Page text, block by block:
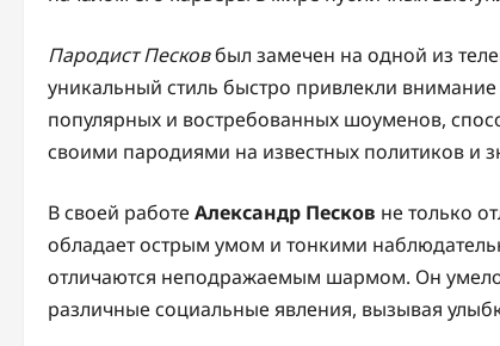
Пародист Песковбыл замечен на одной из
уникальный стиль быстро привлекли
популярных и востребованных шоуменов,
своими пародиями на известных политиков и
В своей работе Александр Песков не только
обладает острым умом и тонкими
отличаются неподражаемым шармом. Он
различные социальные явления, вызывая